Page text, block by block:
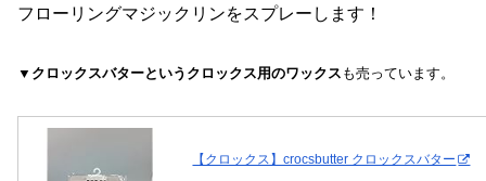
フローリングマジックリンをスプレーします！
▼クロックスバターというクロックス用のワックス も売っています。
【クロックス】crocsbutter クロックスバター